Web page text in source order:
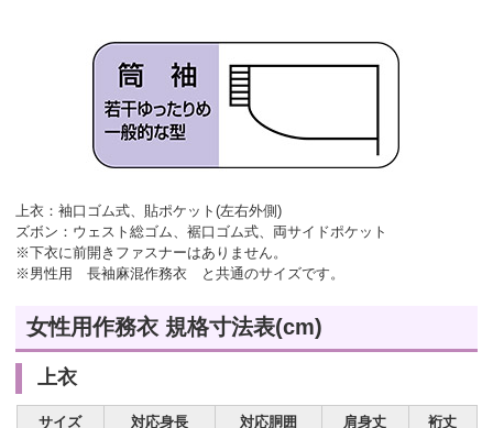
上衣：袖口ゴム式、貼ポケット(左右外側)
ズボン：ウェスト総ゴム、裾口ゴム式、両サイドポケット
※下衣に前開きファスナーはありません。
※男性用 長袖麻混作務衣 と共通のサイズです。
女性用作務衣 規格寸法表(cm)
上衣
サイズ 対応身長 対応胴囲 肩身丈 裄丈